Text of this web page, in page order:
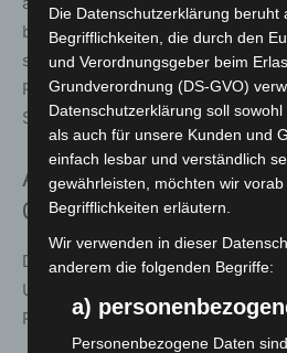
beiträgt. Zusätzlich wurden
spezielle Decken- und
Raumakustik zu verbessern –
Schulungsbereich.
Außenanlagen mit
Grünflächen
Die Außenanlagen verbinden
Umweltaspekten. Bestehende
Radverkehr erhalten und dienen
Die Datenschutzerklärung beruht
Begrifflichkeiten, die durch den
und Verordnungsgeber beim
Grundverordnung (DS-GVO)
Datenschutzerklärung soll
als auch für unsere Kunden und
einfach lesbar und verständlich
gewährleisten, möchten wir
Begrifflichkeiten erläutern.
Wir verwenden in dieser
anderem die folgenden Begriffe:
a)
Personenbezogene Daten